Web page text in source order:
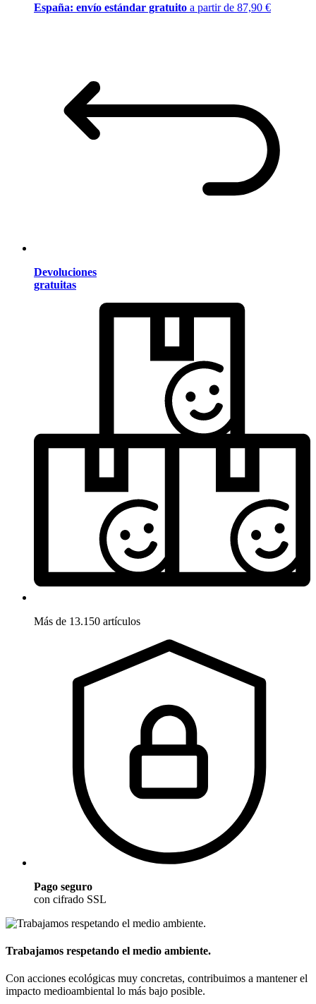
España: envío estándar gratuito a partir de 87,90 €
Devoluciones
gratuitas
Más de 13.150 artículos
Pago seguro
con cifrado SSL
Trabajamos respetando el medio ambiente.
Con acciones ecológicas muy concretas, contribuimos a mantener el
impacto medioambiental lo más bajo posible.